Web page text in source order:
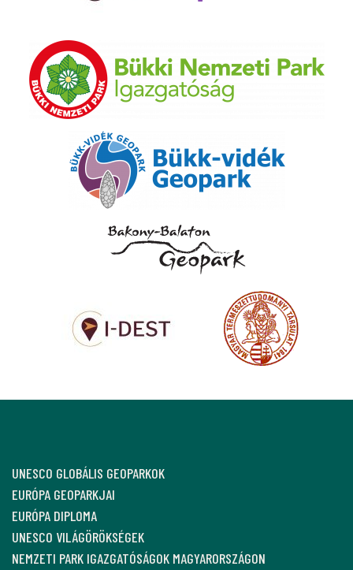
UNESCO GLOBÁLIS GEOPARKOK
EURÓPA GEOPARKJAI
EURÓPA DIPLOMA
UNESCO VILÁGÖRÖKSÉGEK
NEMZETI PARK IGAZGATÓSÁGOK MAGYARORSZÁGON